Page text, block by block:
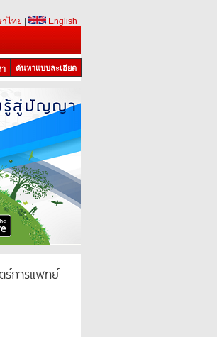
ไทย
English
ค้นหาแบบละเอียด
ร์การแพทย์